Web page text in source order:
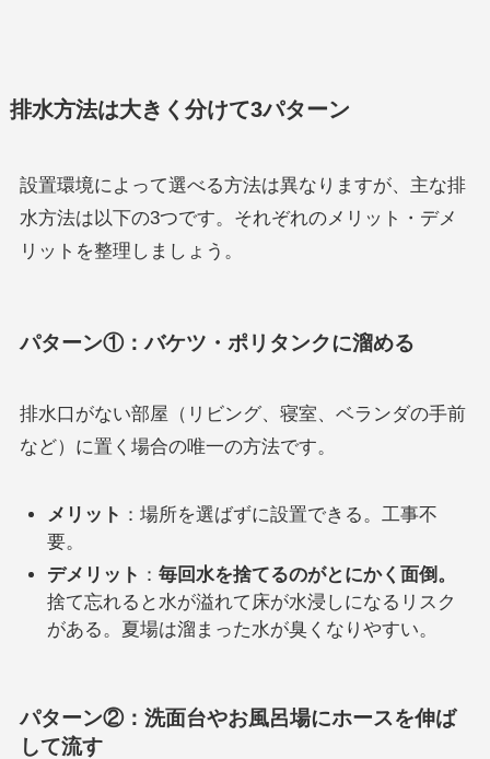
排水方法は大きく分けて3パターン
設置環境によって選べる方法は異なりますが、主な排
水方法は以下の3つです。それぞれのメリット・デメ
リットを整理しましょう。
パターン①：バケツ・ポリタンクに溜める
排水口がない部屋（リビング、寝室、ベランダの手前
など）に置く場合の唯一の方法です。
メリット ：場所を選ばずに設置できる。工事不
要。
デメリット ：毎回水を捨てるのがとにかく面倒。
捨て忘れると水が溢れて床が水浸しになるリスク
がある。夏場は溜まった水が臭くなりやすい。
パターン②：洗面台やお風呂場にホースを伸ば
して流す